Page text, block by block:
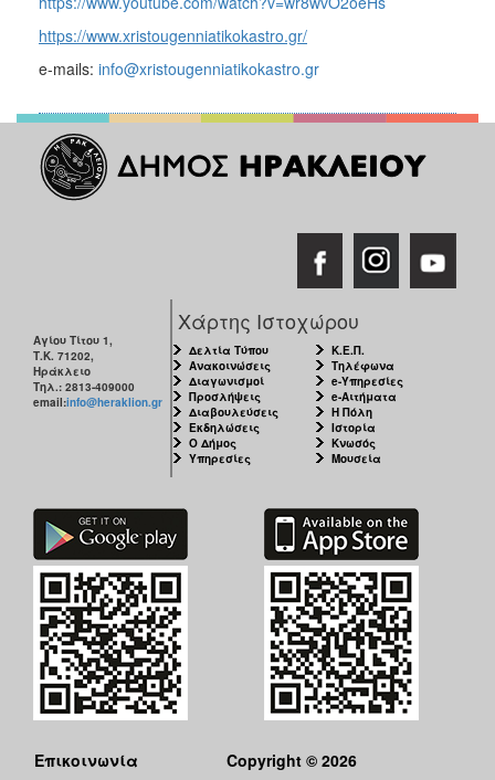
https://www.xristougenniatikokastro.gr/
e-mails: info@xristougenniatikokastro.gr
Αγίου Τίτου 1,
Τ.Κ. 71202,
Ηράκλειο
Τηλ.: 2813-409000
email:info@heraklion.gr
Χάρτης Ιστοχώρου
Δελτία Τύπου
Ανακοινώσεις
Διαγωνισμοί
Προσλήψεις
Διαβουλεύσεις
Εκδηλώσεις
Ο Δήμος
Υπηρεσίες
Κ.Ε.Π.
Τηλέφωνα
e-Υπηρεσίες
e-Αιτήματα
Η Πόλη
Ιστορία
Κνωσός
Μουσεία
Επικοινωνία Copyright © 2026